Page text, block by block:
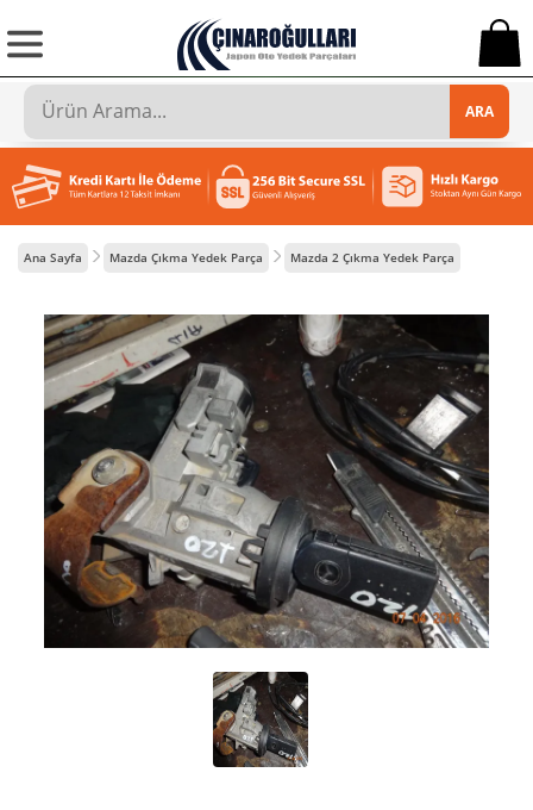
0
ARA
Ana Sayfa Mazda Çıkma Yedek Parça Mazda 2 Çıkma Yedek Parça